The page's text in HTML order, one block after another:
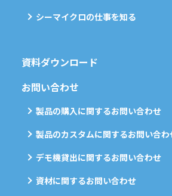
シーマイクロの仕事を知る
資料ダウンロード
お問い合わせ
製品の購入に関するお問い合わせ
製品のカスタムに関するお問い合わ
デモ機貸出に関するお問い合わせ
資材に関するお問い合わせ